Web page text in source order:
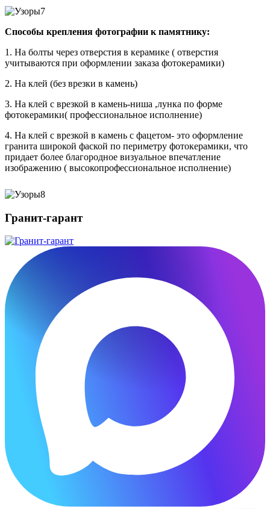
Cпособы крепления фотографии к памятнику:
1. На болты через отверстия в керамике ( отверстия
учитываются при оформлении заказа фотокерамики)
2. На клей (без врезки в камень)
3. На клей с врезкой в камень-ниша ,лунка по форме
фотокерамики( профессиональное исполнение)
4. На клей с врезкой в камень с фацетом- это оформление
гранита широкой фаской по периметру фотокерамики, что
придает более благородное визуальное впечатление
изображению ( высокопрофессиональное исполнение)
Гранит-гарант